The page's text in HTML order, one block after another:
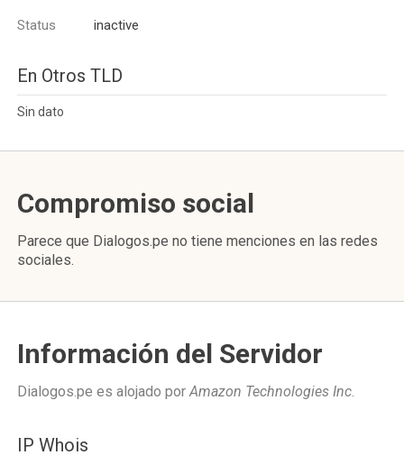
Status inactive
En Otros TLD
Sin dato
Compromiso social
Parece que Dialogos.pe no tiene menciones en las redes
sociales.
Información del Servidor
Dialogos.pe es alojado porAmazon Technologies Inc.
IP Whois